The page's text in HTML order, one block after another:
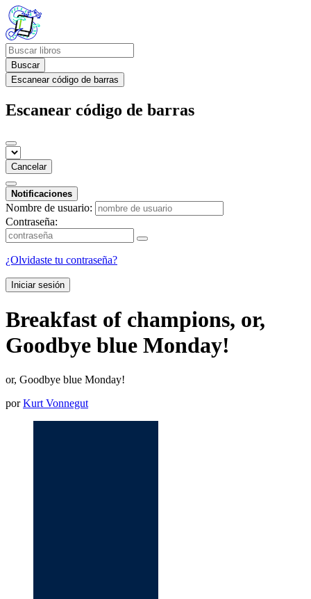
Buscar
Escanear código de barras
Escanear código de barras
Cancelar
Notificaciones
Nombre de usuario:
Contraseña:
¿Olvidaste tu contraseña?
Iniciar sesión
Breakfast of champions, or,
Goodbye blue Monday!
or, Goodbye blue Monday!
porKurt Vonnegut